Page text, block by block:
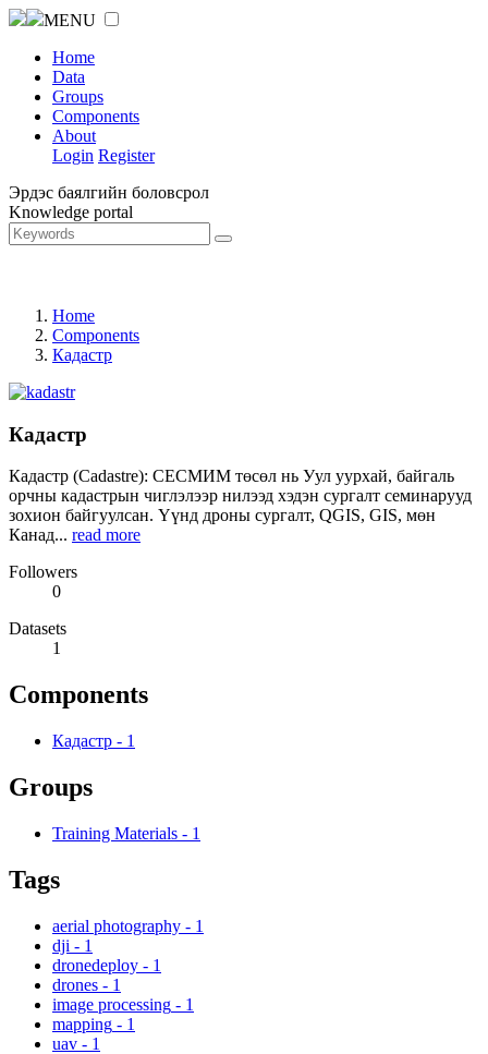
MENU
Home
Data
Groups
Components
About
Login Register
Эрдэс баялгийн боловсрол
Knowledge portal
Home
Components
Кадастр
Кадастр
Кадастр (Cadastre): СЕСМИМ төсөл нь Уул уурхай, байгаль
орчны кадастрын чиглэлээр нилээд хэдэн сургалт семинарууд
зохион байгуулсан. Үүнд дроны сургалт, QGIS, GIS, мөн
Канад... read more
Followers
0
Datasets
1
Components
Кадастр - 1
Groups
Training Materials - 1
Tags
aerial photography - 1
dji - 1
dronedeploy - 1
drones - 1
image processing - 1
mapping - 1
uav - 1